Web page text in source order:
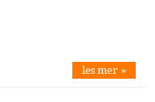
les mer »